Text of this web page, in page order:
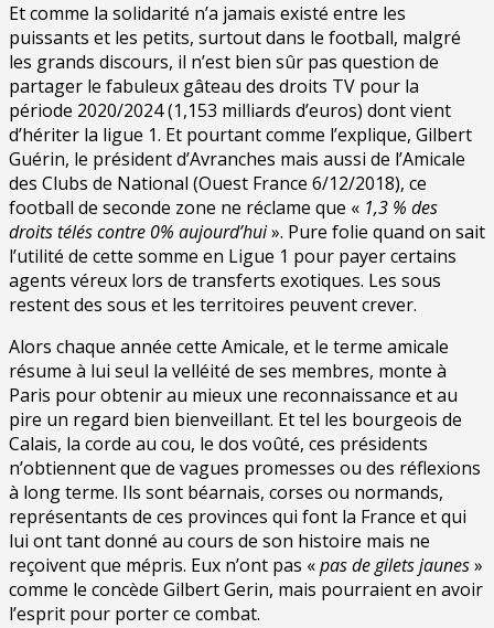
Et comme la solidarité n’a jamais existé entre les
puissants et les petits, surtout dans le football, malgré
les grands discours, il n’est bien sûr pas question de
partager le fabuleux gâteau des droits TV pour la
période 2020/2024 (1,153 milliards d’euros) dont vient
d’hériter la ligue 1. Et pourtant comme l’explique, Gilbert
Guérin, le président d’Avranches mais aussi de l’Amicale
des Clubs de National (Ouest France 6/12/2018), ce
football de seconde zone ne réclame que « 1,3 % des
droits télés contre 0% aujourd’hui». Pure folie quand on sait
l’utilité de cette somme en Ligue 1 pour payer certains
agents véreux lors de transferts exotiques. Les sous
restent des sous et les territoires peuvent crever.
Alors chaque année cette Amicale, et le terme amicale
résume à lui seul la velléité de ses membres, monte à
Paris pour obtenir au mieux une reconnaissance et au
pire un regard bien bienveillant. Et tel les bourgeois de
Calais, la corde au cou, le dos voûté, ces présidents
n’obtiennent que de vagues promesses ou des réflexions
à long terme. Ils sont béarnais, corses ou normands,
représentants de ces provinces qui font la France et qui
lui ont tant donné au cours de son histoire mais ne
reçoivent que mépris. Eux n’ont pas «pas de gilets jaunes»
comme le concède Gilbert Gerin, mais pourraient en avoir
l’esprit pour porter ce combat.